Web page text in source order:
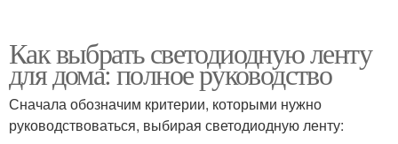
Как выбрать светодиодную ленту
для дома: полное руководство
Сначала обозначим критерии, которыми нужно
руководствоваться, выбирая светодиодную ленту: